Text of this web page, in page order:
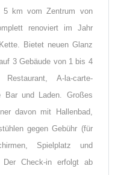
5 km vom Zentrum von
renoviert im Jahr
Bietet neuen Glanz
3 Gebäude von 1 bis 4
A-la-carte-
Bar und Laden. Großes
davon mit Hallenbad,
gegen Gebühr (für
Spielplatz und
Der Check-in erfolgt ab